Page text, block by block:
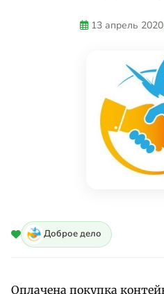
13 апрель 2020
Доброе дело
Оплачена покупка